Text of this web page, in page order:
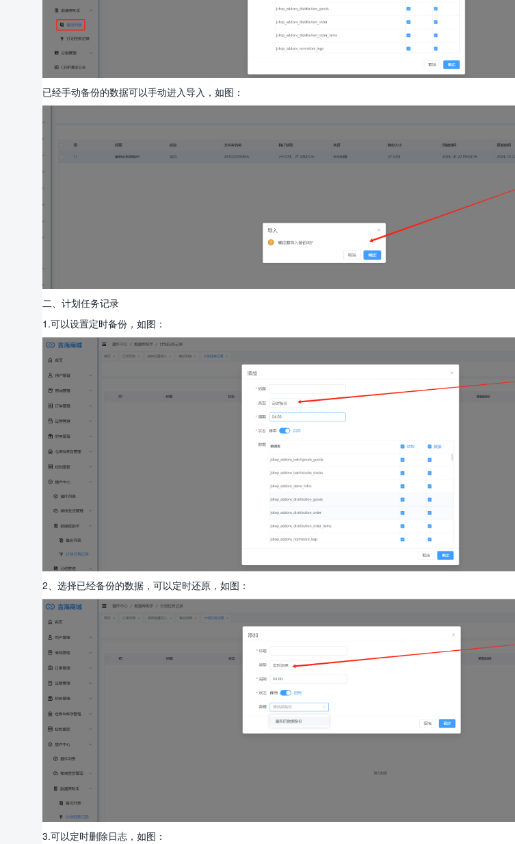
已经手动备份的数据可以手动进入导入，如图：
二、计划任务记录
1.可以设置定时备份，如图：
2、选择已经备份的数据，可以定时还原，如图：
3.可以定时删除日志，如图：